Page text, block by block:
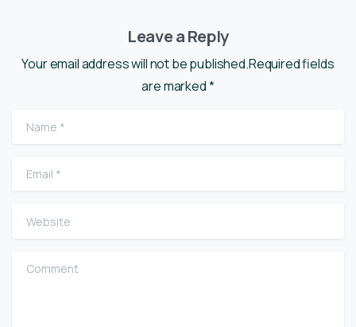
Leave a Reply
Your email address will not be published.Required fields
are marked *
Name
Email
Website
Comment